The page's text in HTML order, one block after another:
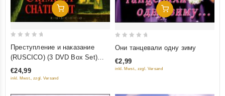
Добавить В Корзину
out
5
Преступление и наказание
(RUSCICO) (3 DVD Box Set)
Коллекционное издание
(NTSC)
€24,99
inkl. Mwst., zzgl. Versand
Добавить В Корзину
of
Они танцевали одну зиму
€2,99
inkl. Mwst., zzgl. Versand